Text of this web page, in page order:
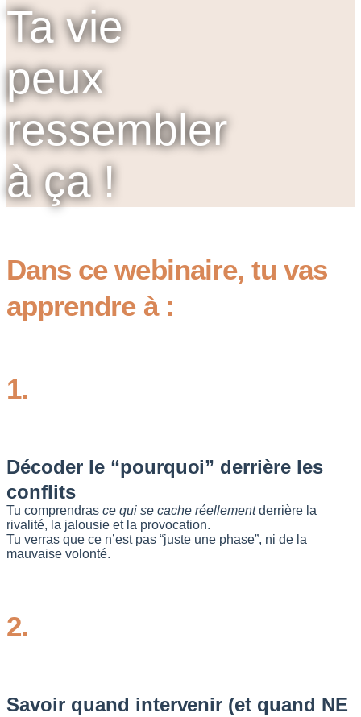
Ta vie
peux
ressembler
à ça !
Dans ce webinaire, tu vas
apprendre à :
1.
Décoder le “pourquoi” derrière les
conflits
Tu comprendras ce qui se cache réellementderrière la
rivalité, la jalousie et la provocation.
Tu verras que ce n’est pas “juste une phase”, ni de la
mauvaise volonté.
2.
Savoir quand intervenir (et quand NE